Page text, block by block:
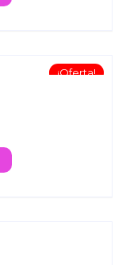
¡Oferta!